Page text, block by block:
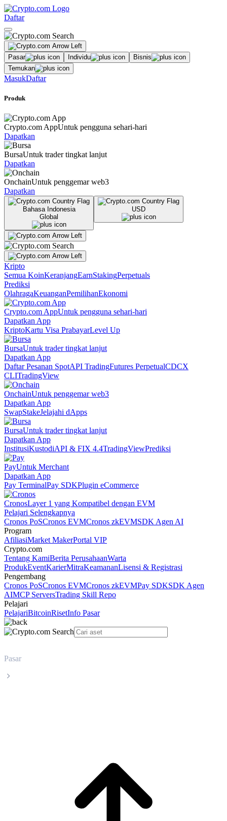
Daftar
Pasar Individu
Bisnis
Temukan
MasukDaftar
Produk
Crypto.com AppUntuk pengguna sehari-hari
Dapatkan
BursaUntuk trader tingkat lanjut
Dapatkan
OnchainUntuk penggemar web3
Dapatkan
Bahasa Indonesia
Global
USD
Kripto
Semua KoinKeranjangEarnStakingPerpetuals
Prediksi
OlahragaKeuanganPemilihanEkonomi
Crypto.com AppUntuk pengguna sehari-hari
Dapatkan App
KriptoKartu Visa PrabayarLevel Up
BursaUntuk trader tingkat lanjut
Dapatkan App
Daftar Pesanan SpotAPI TradingFutures PerpetualCDCX
CLITradingView
OnchainUntuk penggemar web3
Dapatkan App
SwapStakeJelajahi dApps
BursaUntuk trader tingkat lanjut
Dapatkan App
InstitusiKustodiAPI & FIX 4.4TradingViewPrediksi
PayUntuk Merchant
Dapatkan App
Pay TerminalPay SDKPlugin eCommerce
CronosLayer 1 yang Kompatibel dengan EVM
Pelajari Selengkapnya
Cronos PoSCronos EVMCronos zkEVMSDK Agen AI
Program
AfiliasiMarket MakerPortal VIP
Crypto.com
Tentang KamiBerita PerusahaanWarta
ProdukEventKarierMitraKeamananLisensi & Registrasi
Pengembang
Cronos PoSCronos EVMCronos zkEVMPay SDKSDK Agen
AIMCP ServersTrading Skill Repo
Pelajari
PelajariBitcoinRisetInfo Pasar
Pasar